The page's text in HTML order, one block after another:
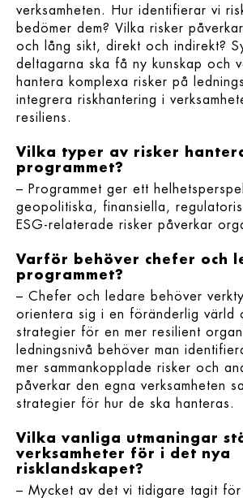
verksamheten. Hur identifierar vi
bedömer dem? Vilka risker
och lång sikt, direkt och indirekt?
deltagarna ska få ny kunskap och
hantera komplexa risker på
integrera riskhantering i
resiliens.
Vilka typer av risker
programmet?
– Programmet ger ett
geopolitiska, finansiella,
ESG-relaterade risker påverkar
Varför behöver chefer och
programmet?
– Chefer och ledare behöver
orientera sig i en föränderlig värld
strategier för en mer resilient
ledningsnivå behöver man
mer sammankopplade risker och
påverkar den egna verksamheten
strategier för hur de ska hanteras.
Vilka vanliga utmaningar
verksamheter för i det nya
risklandskapet?
– Mycket av det vi tidigare tagit